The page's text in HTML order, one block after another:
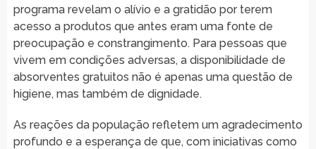
programa revelam o alívio e a gratidão por terem
acesso a produtos que antes eram uma fonte de
preocupação e constrangimento. Para pessoas que
vivem em condições adversas, a disponibilidade de
absorventes gratuitos não é apenas uma questão de
higiene, mas também de dignidade.
As reações da população refletem um agradecimento
profundo e a esperança de que, com iniciativas como